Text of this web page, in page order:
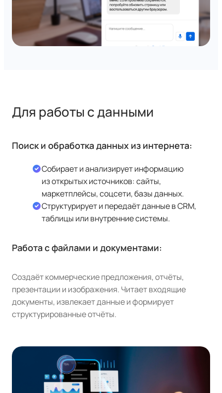
Для работы с данными
Поиск и обработка данных из интернета:
Собирает и анализирует информацию
из открытых источников: сайты,
маркетплейсы, соцсети, базы данных.
Структурирует и передаёт данные в CRM,
таблицы или внутренние системы.
Работа с файлами и документами:
Создаёт коммерческие предложения, отчёты,
презентации и изображения. Читает входящие
документы, извлекает данные и формирует
структурированные отчёты.